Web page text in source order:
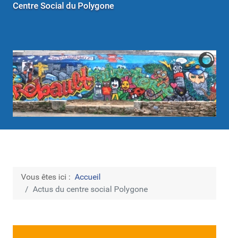
Centre Social du Polygone
Vous êtes ici : Accueil
Actus du centre social Polygone